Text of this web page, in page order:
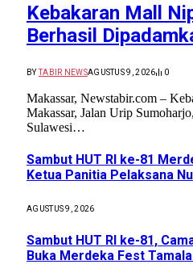
Kebakaran Mall
Berhasil
BY TABIR NEWSAGUSTUS 9, 2026 0
Makassar, Newstabir.com –
Makassar, Jalan Urip
Sulawesi…
Sambut HUT RI ke-81
Ketua Panitia Pelaksana
AGUSTUS 9, 2026
Sambut HUT RI ke-81,
Buka Merdeka Fest